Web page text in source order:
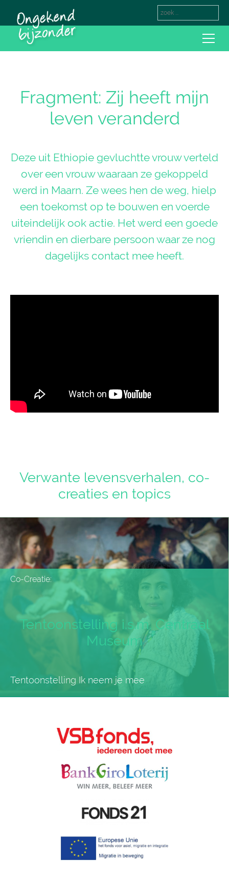
Fragment: Zij heeft mijn
leven veranderd
Deze uit Ethiopie gevluchtte vrouw verteld
over een vrouw waaraan ze gekoppeld
werd in Maarn. Ze wees hen de weg, hielp
een toekomst op te bouwen en voerde
uiteindelijk ook actie. Het werd een goede
vriendin en dierbare persoon waar ze nog
dagelijks contact mee heeft.
Verwante levensverhalen, co-
creaties en topics
Co-Creatie:
Tentoonstelling i.s.m. Centraal
Museum
Tentoonstelling Ik neem je mee